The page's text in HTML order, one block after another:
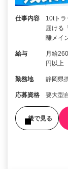
仕事内容
10tト
届ける
離メイ
給与
月給
円以上
勤務地 静岡県
応募資格 要大型
後で見る